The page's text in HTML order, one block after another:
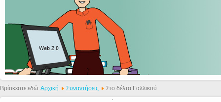
Βρίσκεστε εδώ:Αρχική Συναντήσεις Στο δέλτα Γαλλικού